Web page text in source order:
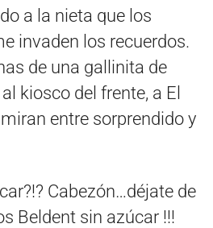
a la nieta que los
invaden los recuerdos.
de una gallinita de
kiosco del frente, a El
entre sorprendido y
Cabezón…déjate de
Beldent sin azúcar !!!